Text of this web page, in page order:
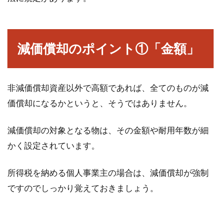
までの手順を知ろう
アパートなどの賃貸物件には、家賃のほかに敷
であれば、まず建物自体が必要です。土地は所
有しているの...
減価償却のポイント①「金額」
非減価償却資産以外で高額であれば、全てのものが減
価償却になるかというと、そうではありません。
減価償却の対象となる物は、その金額や耐用年数が細
かく設定されています。
所得税を納める個人事業主の場合は、減価償却が強制
ですのでしっかり覚えておきましょう。